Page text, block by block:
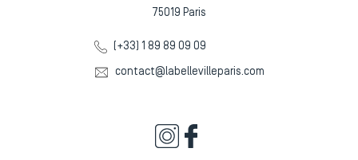
75019 Paris
(+33) 1 89 89 09 09
contact@labellevilleparis.com